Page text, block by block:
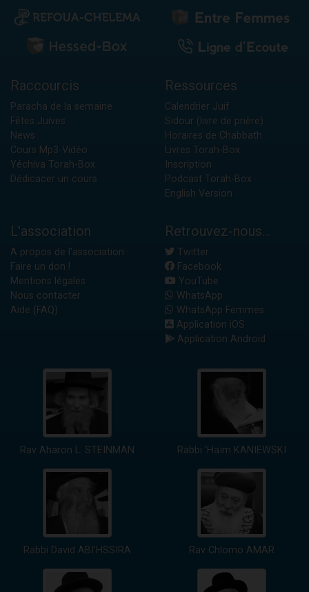
Raccourcis
Paracha de la semaine
Fêtes Juives
News
Cours Mp3-Vidéo
Yéchiva Torah-Box
Dédicacer un cours
Ressources
Calendrier Juif
Sidour (livre de prière)
Horaires de Chabbath
Livres Torah-Box
Inscription
Podcast Torah-Box
English Version
L'association
A propos de l'association
Faire un don !
Mentions légales
Nous contacter
Aide (FAQ)
Retrouvez-nous...
Twitter
Facebook
YouTube
WhatsApp
WhatsApp Femmes
Application iOS
Application Android
Rav Aharon L. STEINMAN Rabbi 'Haïm KANIEWSKI
Rabbi David ABI'HSSIRA Rav Chlomo AMAR